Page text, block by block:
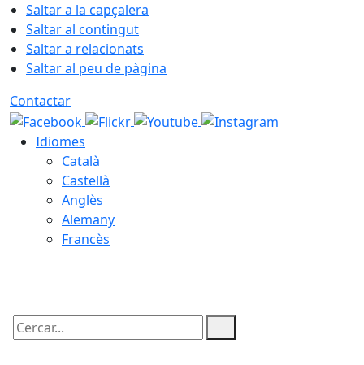
Saltar a la capçalera
Saltar al contingut
Saltar a relacionats
Saltar al peu de pàgina
Contactar
Idiomes
Català
Castellà
Anglès
Alemany
Francès
Cercar: